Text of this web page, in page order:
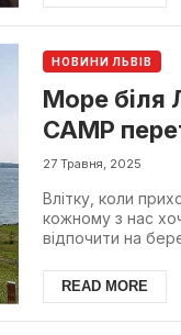
НОВИНИ ЛЬВІВ
Море біля
CAMP
озеро на
27 Травня, 2025
Влітку, коли
кожному з нас
відпочити на
READ MORE